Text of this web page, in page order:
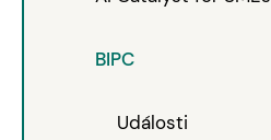
BIPC
Události